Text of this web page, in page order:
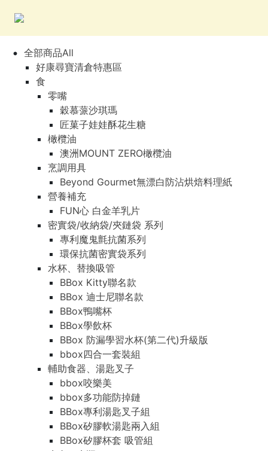
全部商品All
好康尋寶清倉特惠區
食
零嘴
穀慕蒎沙琪瑪
匠菓子娃娃酥花生糖
橄欖油
澳洲MOUNT ZERO橄欖油
烹調用具
Beyond Gourmet無漂白防沾烘焙料理紙
營養補充
FUN心 白金羊乳片
密實袋/收納袋/夾鏈袋 系列
專利魔鬼氈抗菌系列
環保抗菌密實袋系列
水杯、替換吸管
BBox Kitty聯名款
BBox 迪士尼聯名款
BBox鴨嘴杯
BBox學飲杯
BBox 防漏學習水杯(第二代)升級版
bbox四合一套裝組
輔助食器、湯匙叉子
bbox咬樂美
bbox多功能防掉鏈
BBox專利湯匙叉子組
BBox矽膠軟湯匙兩入組
BBox矽膠杯套 吸管組